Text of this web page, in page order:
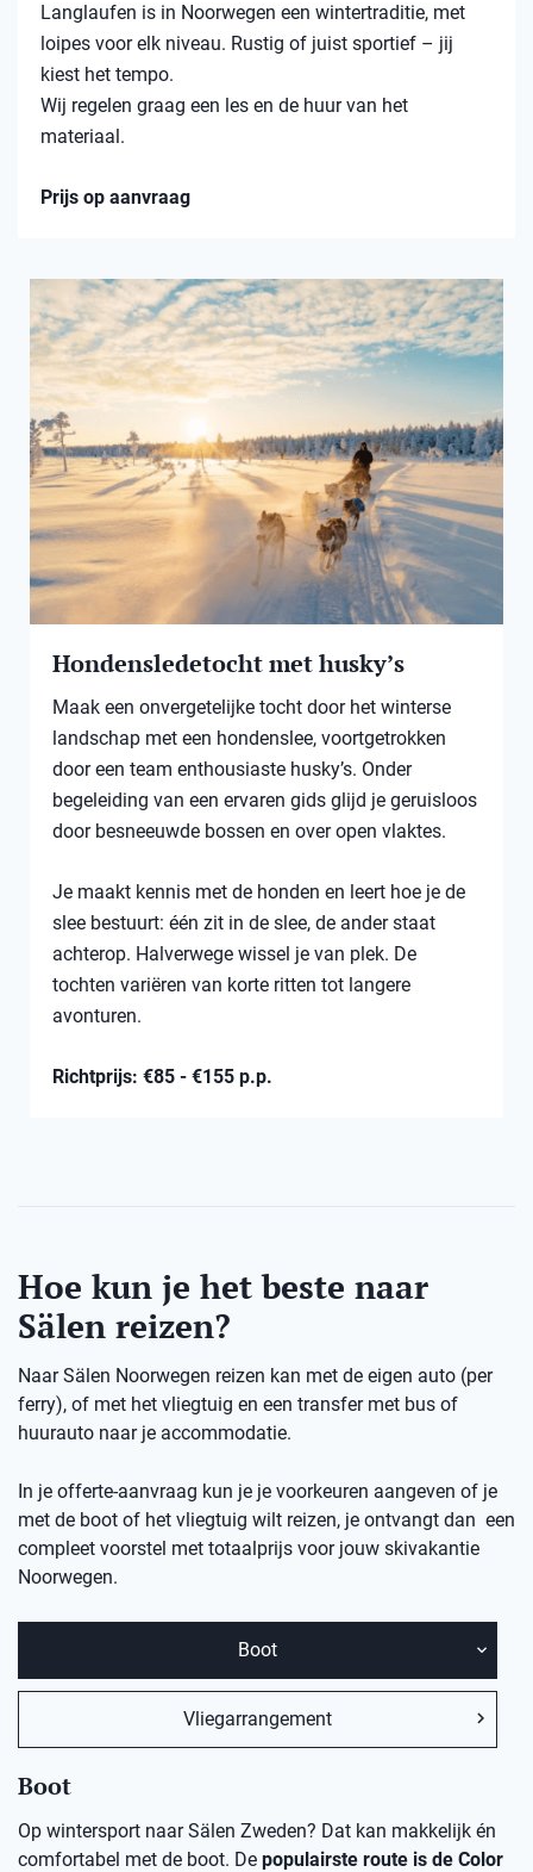
Langlaufen is in Noorwegen een wintertraditie, met
loipes voor elk niveau. Rustig of juist sportief – jij
kiest het tempo.
Wij regelen graag een les en de huur van het
materiaal.
Prijs op aanvraag
Hondensledetocht met husky’s
Maak een onvergetelijke tocht door het winterse
landschap met een hondenslee, voortgetrokken
door een team enthousiaste husky’s. Onder
begeleiding van een ervaren gids glijd je geruisloos
door besneeuwde bossen en over open vlaktes.
Je maakt kennis met de honden en leert hoe je de
slee bestuurt: één zit in de slee, de ander staat
achterop. Halverwege wissel je van plek. De
tochten variëren van korte ritten tot langere
avonturen.
Richtprijs: €85 - €155 p.p.
Hoe kun je het beste naar
Sälen reizen?
Naar Sälen Noorwegen reizen kan met de eigen auto (per
ferry), of met het vliegtuig en een transfer met bus of
huurauto naar je accommodatie.
In je offerte-aanvraag kun je je voorkeuren aangeven of je
met de boot of het vliegtuig wilt reizen, je ontvangt dan een
compleet voorstel met totaalprijs voor jouw skivakantie
Noorwegen.
Boot
Vliegarrangement
Boot
Op wintersport naar Sälen Zweden? Dat kan makkelijk én
comfortabel met de boot. De populairste route is de Color